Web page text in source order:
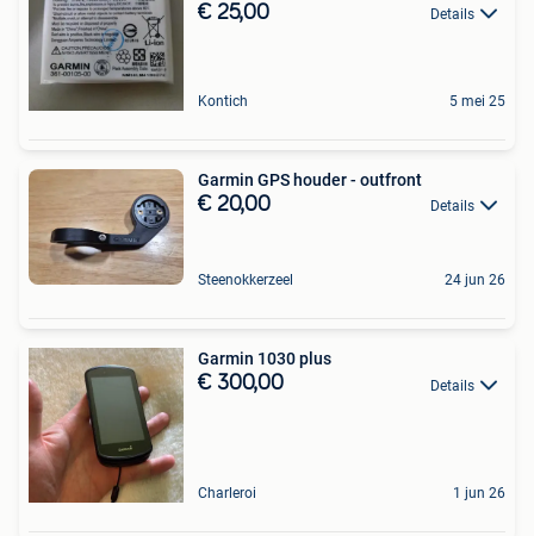
€ 25,00 Details
Kontich 5 mei 25
Garmin GPS houder - outfront
€ 20,00 Details
Steenokkerzeel 24 jun 26
Garmin 1030 plus
€ 300,00 Details
Charleroi 1 jun 26